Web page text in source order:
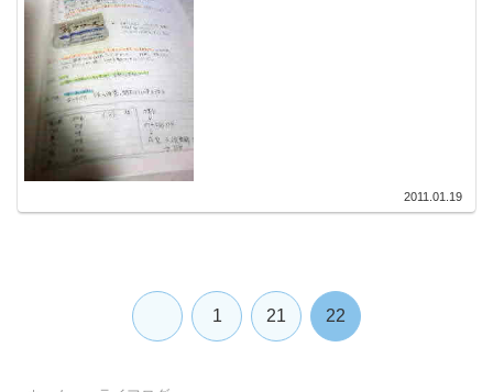
2011.01.19
1 21 22